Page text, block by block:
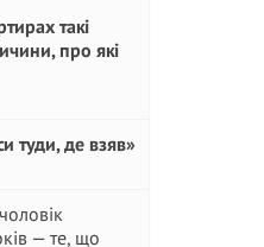
такі
про які
туди, де взяв»